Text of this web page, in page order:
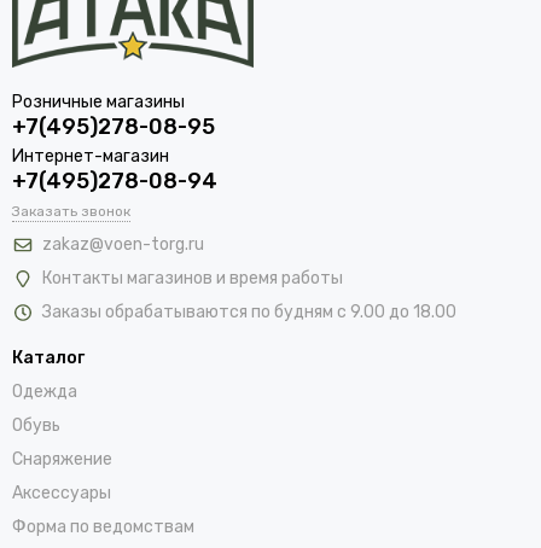
Розничные магазины
+7(495)278-08-95
Интернет-магазин
+7(495)278-08-94
Заказать звонок
zakaz@voen-torg.ru
Контакты магазинов и время работы
Заказы обрабатываются по будням с 9.00 до 18.00
Каталог
Одежда
Обувь
Снаряжение
Аксессуары
Форма по ведомствам